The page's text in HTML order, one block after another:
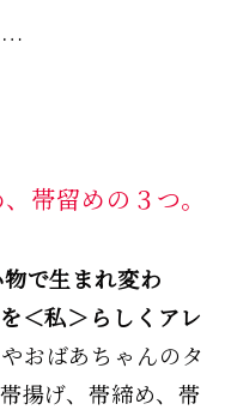
帯留めの３つ。
物で生まれ変わ
＜私＞らしくアレ
おばあちゃんのタ
揚げ、帯締め、帯